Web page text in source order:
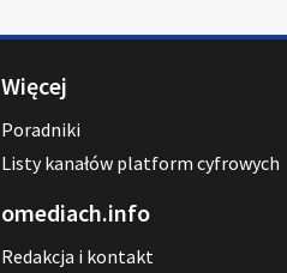
Więcej
Poradniki
Listy kanałów platform cyfrowych
omediach.info
Redakcja i kontakt